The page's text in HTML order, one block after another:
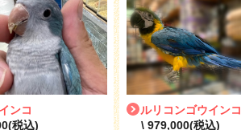
ンコ
税込)
ルリコンゴウインコ
\ 979,000(税込)